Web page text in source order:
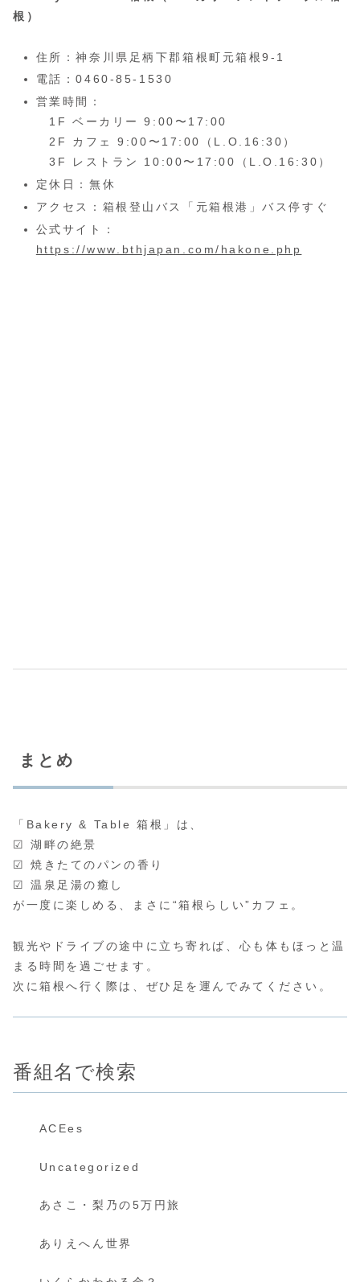
根）
住所：神奈川県足柄下郡箱根町元箱根9-1
電話：0460-85-1530
営業時間：
1F ベーカリー 9:00〜17:00
2F カフェ 9:00〜17:00（L.O.16:30）
3F レストラン 10:00〜17:00（L.O.16:30）
定休日：無休
アクセス：箱根登山バス「元箱根港」バス停すぐ
公式サイト：
https://www.bthjapan.com/hakone.php
まとめ
「Bakery & Table 箱根」は、
☑ 湖畔の絶景
☑ 焼きたてのパンの香り
☑ 温泉足湯の癒し
が一度に楽しめる、まさに“箱根らしい”カフェ。
観光やドライブの途中に立ち寄れば、心も体もほっと温
まる時間を過ごせます。
次に箱根へ行く際は、ぜひ足を運んでみてください。
番組名で検索
ACEes
Uncategorized
あさこ・梨乃の5万円旅
ありえへん世界